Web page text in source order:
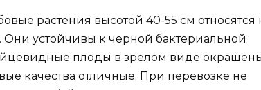
растения высотой 40-55 см относятся
Они устойчивы к черной бактериальной
плоды в зрелом виде
качества отличные. При перевозке не